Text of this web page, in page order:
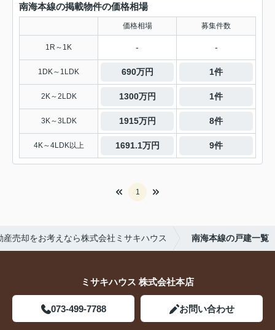
南海本線の掲載物件の価格相場
価格相場 募集件数
1R～1K - -
1DK～1LDK 690万円 1件
2K～2LDK 1300万円 1件
3K～3LDK 1915万円 8件
4K～4LDK以上 1691.1万円 9件
1
産売却をお考えなら株式会社ミサキハウス 南海本線の戸建一覧
ミサキハウス 株式会社本店
073-499-7788 お問い合わせ